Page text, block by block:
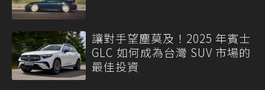
讓對手望塵莫及！2025 年賓士
GLC 如何成為台灣 SUV 市場的
最佳投資